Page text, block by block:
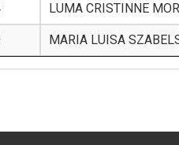
LUMA CRISTINNE
MARIA LUISA